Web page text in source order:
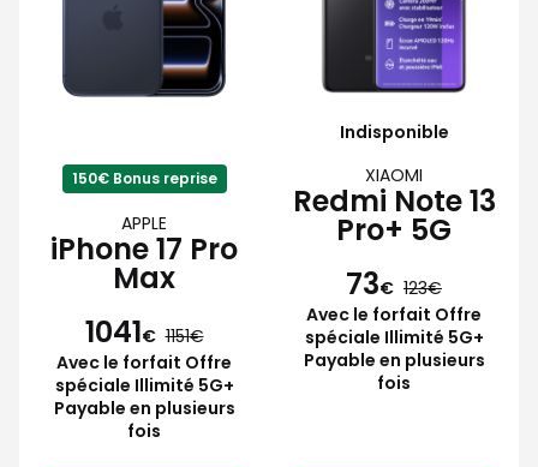
150€ Bonus reprise
APPLE
iPhone 17 Pro
Max
1041€ 1151
Avec le forfait Offre
spéciale Illimité 5G+
Payable en plusieurs
fois
Indisponible
XIAOMI
Redmi Note 13
Pro+ 5G
73€ 123
Avec le forfait Offre
spéciale Illimité 5G+
Payable en plusieurs
fois